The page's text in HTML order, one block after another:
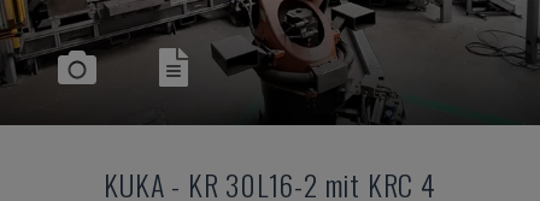
KUKA- KR 30L16-2 mit KRC 4